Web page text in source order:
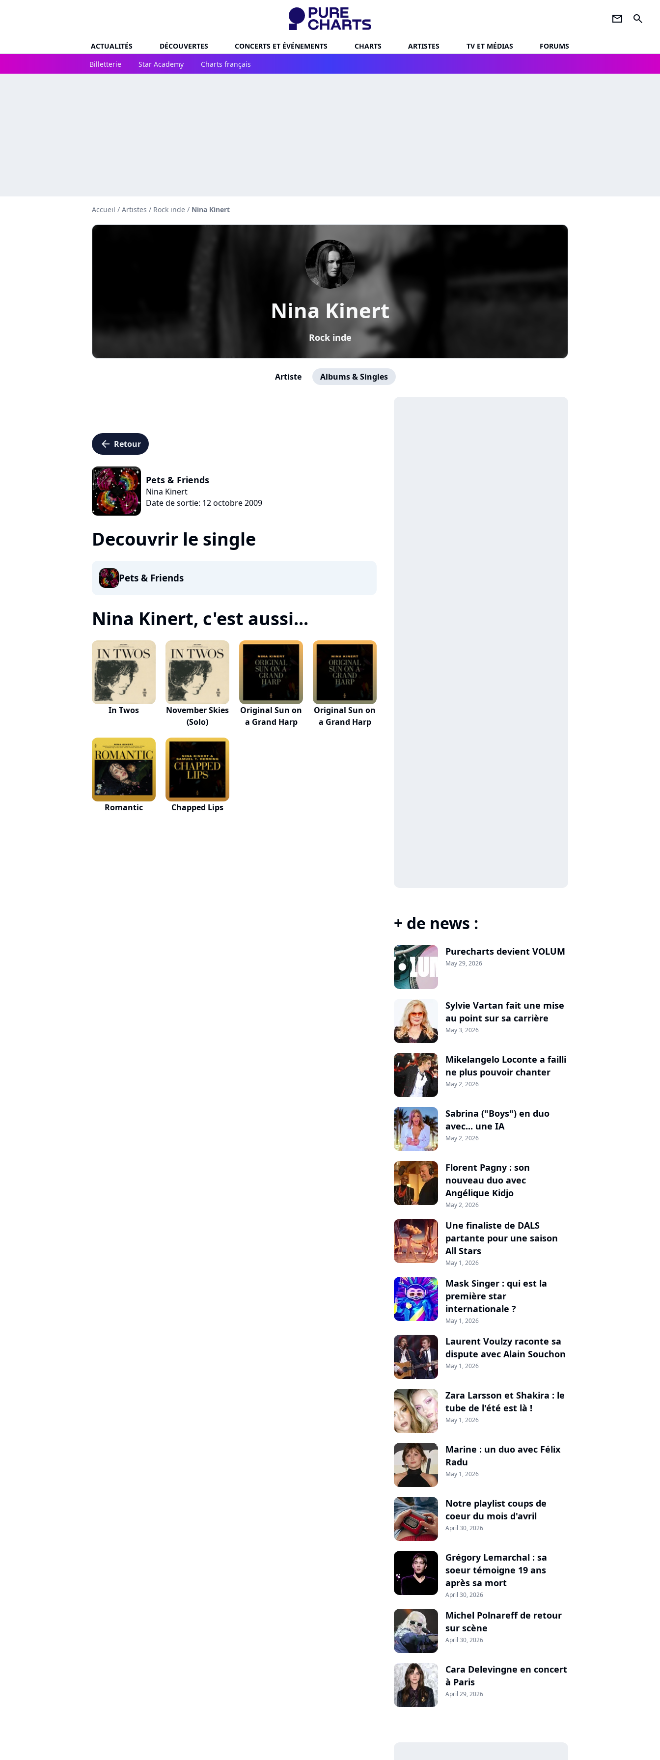
newsletter search
ACTUALITÉS DÉCOUVERTES CONCERTS ET ÉVÉNEMENTS CHARTS ARTISTES TV ET MÉDIAS
FORUMS
Billetterie
Star Academy Charts français
Accueil / Artistes / Rock inde / Nina Kinert
Nina Kinert
Rock inde
Artiste Albums & Singles
arrow_left Retour
Pets & Friends
Nina Kinert
Date de sortie: 12 octobre 2009
Decouvrir le single
Pets & Friends
Nina Kinert, c'est aussi...
In Twos
November Skies
(Solo)
Original Sun on
a Grand Harp
Original Sun on
a Grand Harp
Romantic Chapped Lips
+ de news :
Purecharts devient VOLUM
May 29, 2026
Sylvie Vartan fait une mise
au point sur sa carrière
May 3, 2026
Mikelangelo Loconte a failli
ne plus pouvoir chanter
May 2, 2026
Sabrina ("Boys") en duo
avec... une IA
May 2, 2026
Florent Pagny : son
nouveau duo avec
Angélique Kidjo
May 2, 2026
Une finaliste de DALS
partante pour une saison
All Stars
May 1, 2026
Mask Singer : qui est la
première star
internationale ?
May 1, 2026
Laurent Voulzy raconte sa
dispute avec Alain Souchon
May 1, 2026
Zara Larsson et Shakira : le
tube de l'été est là !
May 1, 2026
Marine : un duo avec Félix
Radu
May 1, 2026
Notre playlist coups de
coeur du mois d'avril
April 30, 2026
Grégory Lemarchal : sa
soeur témoigne 19 ans
après sa mort
April 30, 2026
Michel Polnareff de retour
sur scène
April 30, 2026
Cara Delevingne en concert
à Paris
April 29, 2026